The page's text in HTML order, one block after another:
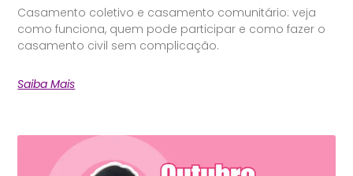
Casamento coletivo e casamento comunitário: veja
como funciona, quem pode participar e como fazer o
casamento civil sem complicação.
Saiba Mais